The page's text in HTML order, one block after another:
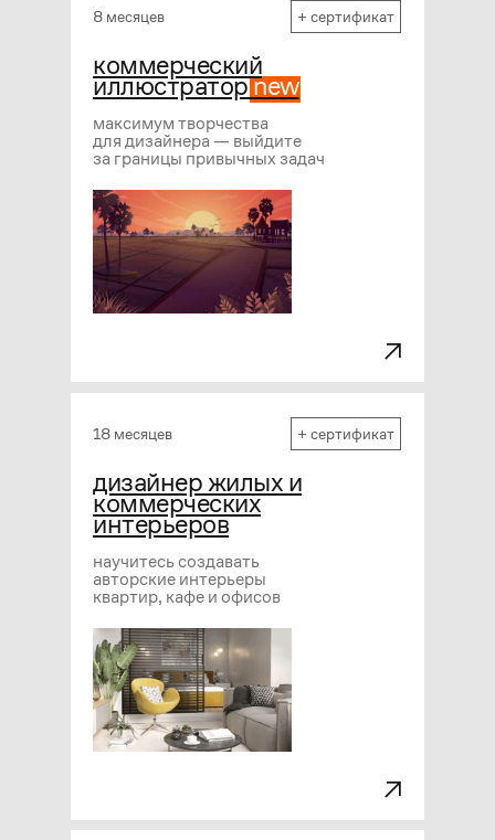
научитесь создавать
авторские интерьеры
квартир, кафе и офисов
+ сертификат
18 месяцев
дизайнер жилых и
коммерческих
интерьеров
максимум творчества
для дизайнера — выйдите
за границы привычных задач
+ сертификат
8 месяцев
коммерческий
иллюстраторnew